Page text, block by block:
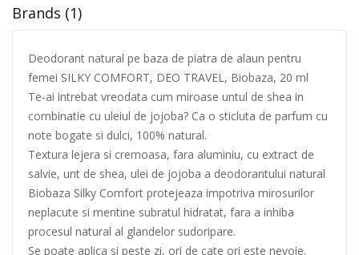
Brands (1)
Deodorant natural pe baza de piatra de alaun pentru
femei SILKY COMFORT, DEO TRAVEL, Biobaza, 20 ml
Te-ai intrebat vreodata cum miroase untul de shea in
combinatie cu uleiul de jojoba? Ca o sticluta de parfum cu
note bogate si dulci, 100% natural.
Textura lejera si cremoasa, fara aluminiu, cu extract de
salvie, unt de shea, ulei de jojoba a deodorantului natural
Biobaza Silky Comfort protejeaza impotriva mirosurilor
neplacute si mentine subratul hidratat, fara a inhiba
procesul natural al glandelor sudoripare.
Se poate aplica si peste zi, ori de cate ori este nevoie.